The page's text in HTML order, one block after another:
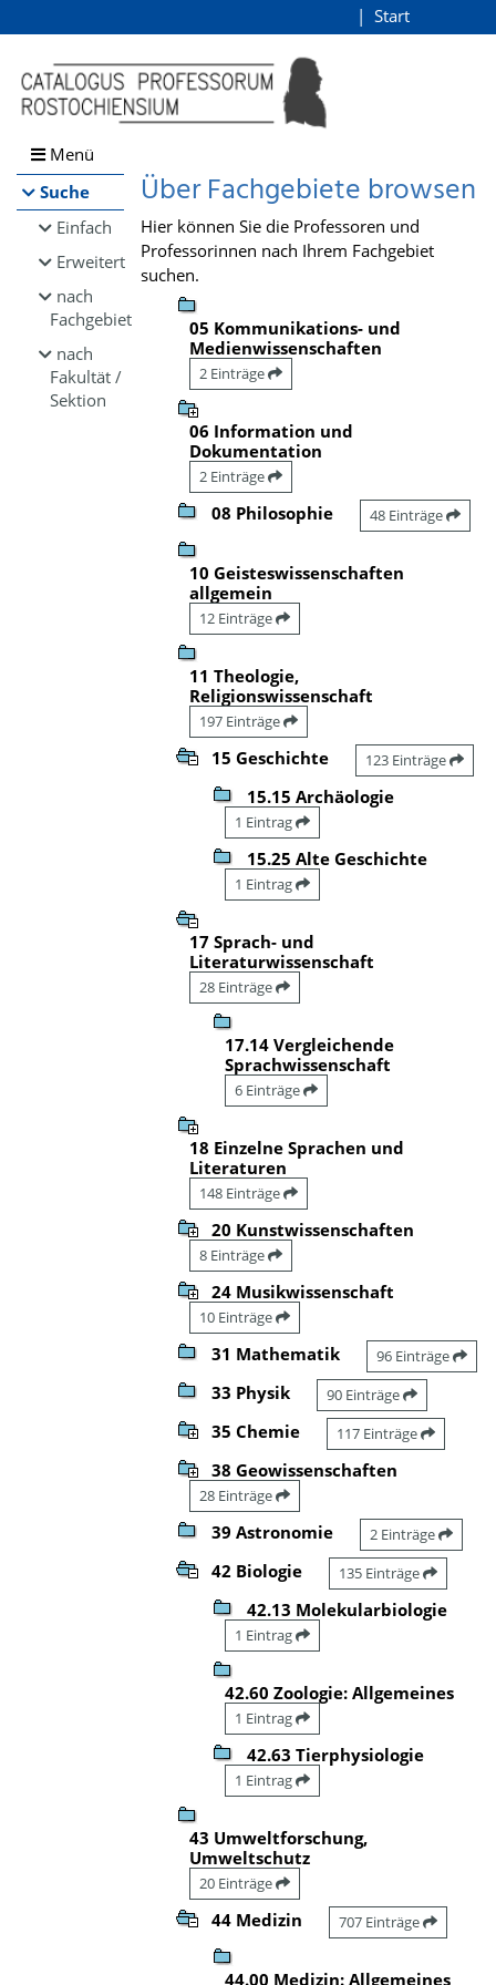
Browsen
direkt zum Inhalt
Start
Menü
Suche
Einfach
Erweitert
nach
Fachgebiet
nach
Fakultät /
Sektion
Über Fachgebiete browsen
Hier können Sie die Professoren und
Professorinnen nach Ihrem Fachgebiet
suchen.
05 Kommunikations- und
Medienwissenschaften
2 Einträge
06 Information und
Dokumentation
2 Einträge
08 Philosophie 48 Einträge
10 Geisteswissenschaften
allgemein
12 Einträge
11 Theologie,
Religionswissenschaft
197 Einträge
15 Geschichte 123 Einträge
15.15 Archäologie
1 Eintrag
15.25 Alte Geschichte
1 Eintrag
17 Sprach- und
Literaturwissenschaft
28 Einträge
17.14 Vergleichende
Sprachwissenschaft
6 Einträge
18 Einzelne Sprachen und
Literaturen
148 Einträge
20 Kunstwissenschaften
8 Einträge
24 Musikwissenschaft
10 Einträge
31 Mathematik 96 Einträge
33 Physik 90 Einträge
35 Chemie 117 Einträge
38 Geowissenschaften
28 Einträge
39 Astronomie 2 Einträge
42 Biologie 135 Einträge
42.13 Molekularbiologie
1 Eintrag
42.60 Zoologie: Allgemeines
1 Eintrag
42.63 Tierphysiologie
1 Eintrag
43 Umweltforschung,
Umweltschutz
20 Einträge
44 Medizin 707 Einträge
44.00 Medizin: Allgemeines